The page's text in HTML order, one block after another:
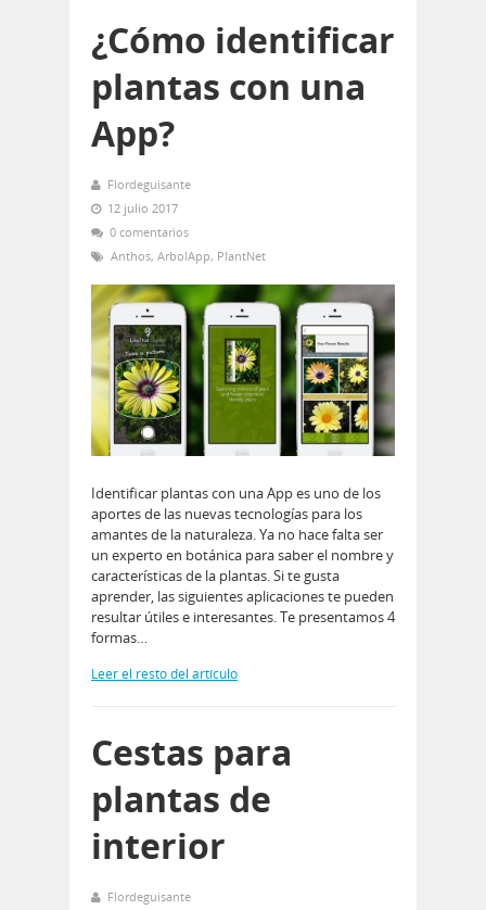
¿Cómo identificar
plantas con una
App?
Flordeguisante
12 julio 2017
0 comentarios
Anthos, ArbolApp, PlantNet
Identificar plantas con una App es uno de los
aportes de las nuevas tecnologías para los
amantes de la naturaleza. Ya no hace falta ser
un experto en botánica para saber el nombre y
características de la plantas. Si te gusta
aprender, las siguientes aplicaciones te pueden
resultar útiles e interesantes. Te presentamos 4
formas…
Leer el resto del artículo
Cestas para
plantas de
interior
Flordeguisante